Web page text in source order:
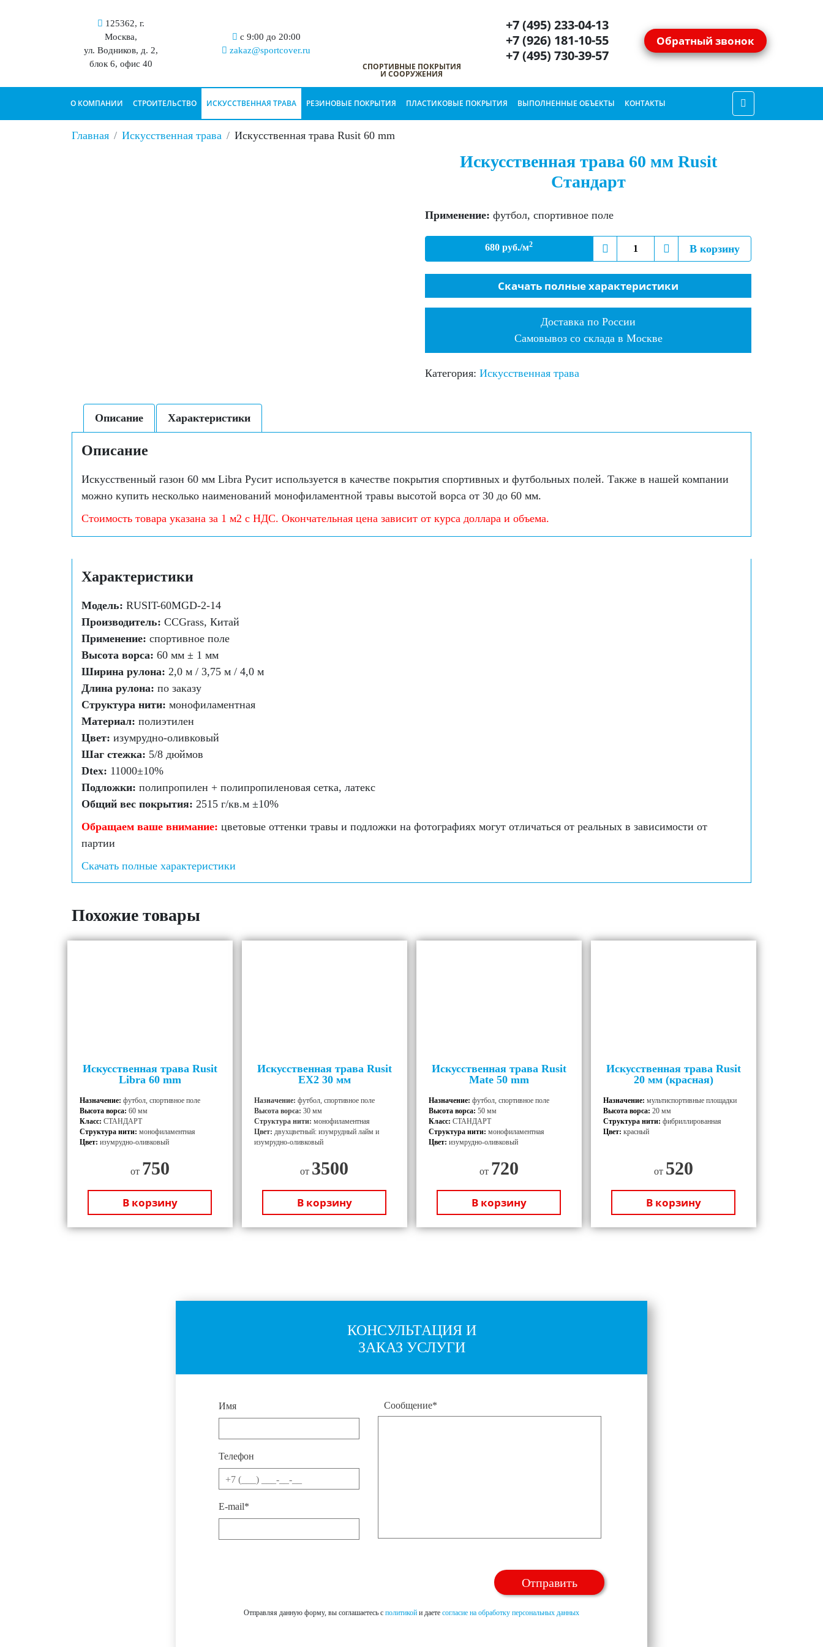
125362, г.
Москва,
ул. Водников, д. 2,
блок 6, офис 40
с 9:00 до 20:00
zakaz@sportcover.ru
СПОРТИВНЫЕ ПОКРЫТИЯ
И СООРУЖЕНИЯ
+7 (495) 233-04-13
+7 (926) 181-10-55
+7 (495) 730-39-57
Обратный звонок
О КОМПАНИИ СТРОИТЕЛЬСТВО ИСКУССТВЕННАЯ ТРАВА РЕЗИНОВЫЕ ПОКРЫТИЯ ПЛАСТИКОВЫЕ ПОКРЫТИЯ ВЫПОЛНЕННЫЕ ОБЪЕКТЫ КОНТАКТЫ
Главная Искусственная трава Искусственная трава Rusit 60 mm
Искусственная трава 60 мм Rusit
Стандарт
Применение: футбол, спортивное поле
680 руб./м2
Количество
Искусственная
трава
Rusit
60
mm
В корзину
Скачать полные характеристики
Доставка по России
Самовывоз со склада в Москве
Категория:Искусственная трава
Описание Характеристики
Описание
Искусственный газон 60 мм Libra Русит используется в качестве покрытия спортивных и футбольных полей. Также в нашей компании
можно купить несколько наименований монофиламентной травы высотой ворса от 30 до 60 мм.
Стоимость товара указана за 1 м2 с НДС. Окончательная цена зависит от курса доллара и объема.
Характеристики
Модель: RUSIT-60MGD-2-14
Производитель: CCGrass, Китай
Применение: спортивное поле
Высота ворса: 60 мм ± 1 мм
Ширина рулона: 2,0 м / 3,75 м / 4,0 м
Длина рулона: по заказу
Структура нити: монофиламентная
Материал: полиэтилен
Цвет: изумрудно-оливковый
Шаг стежка: 5/8 дюймов
Dtex: 11000±10%
Подложки: полипропилен + полипропиленовая сетка, латекс
Общий вес покрытия: 2515 г/кв.м ±10%
Обращаем ваше внимание: цветовые оттенки травы и подложки на фотографиях могут отличаться от реальных в зависимости от
партии
Скачать полные характеристики
Похожие товары
Искусственная трава Rusit
Libra 60 mm
Назначение: футбол, спортивное поле
Высота ворса: 60 мм
Класс: СТАНДАРТ
Структура нити: монофиламентная
Цвет: изумрудно-оливковый
от 750
В корзину
Искусственная трава Rusit
EX2 30 мм
Назначение: футбол, спортивное поле
Высота ворса: 30 мм
Структура нити: монофиламентная
Цвет: двухцветный: изумрудный лайм и
изумрудно-оливковый
от 3500
В корзину
Искусственная трава Rusit
Mate 50 mm
Назначение: футбол, спортивное поле
Высота ворса: 50 мм
Класс: СТАНДАРТ
Структура нити: монофиламентная
Цвет: изумрудно-оливковый
от 720
В корзину
Искусственная трава Rusit
20 мм (красная)
Назначение: мультиспортивные площадки
Высота ворса: 20 мм
Структура нити: фибриллированная
Цвет: красный
от 520
В корзину
КОНСУЛЬТАЦИЯ И
ЗАКАЗ УСЛУГИ
Имя
Телефон
E-mail*
Сообщение*
Отправляя данную форму, вы соглашаетесь с политикой и даете согласие на обработку персональных данных